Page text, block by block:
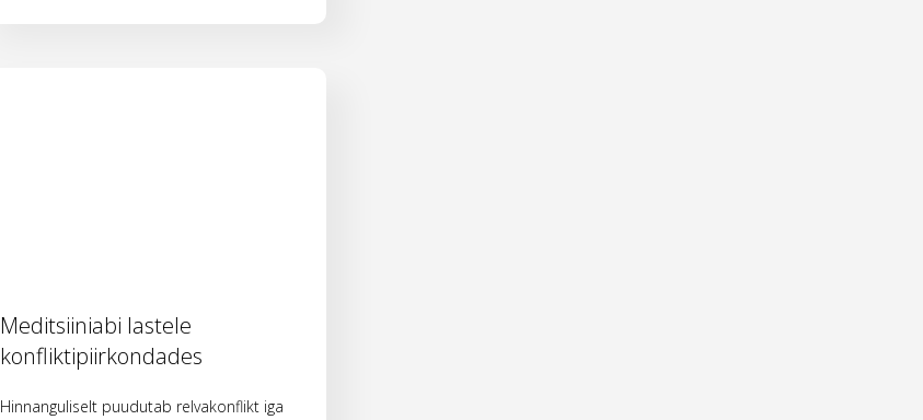
Meditsiiniabi lastele
konfliktipiirkondades
Hinnanguliselt puudutab relvakonflikt iga